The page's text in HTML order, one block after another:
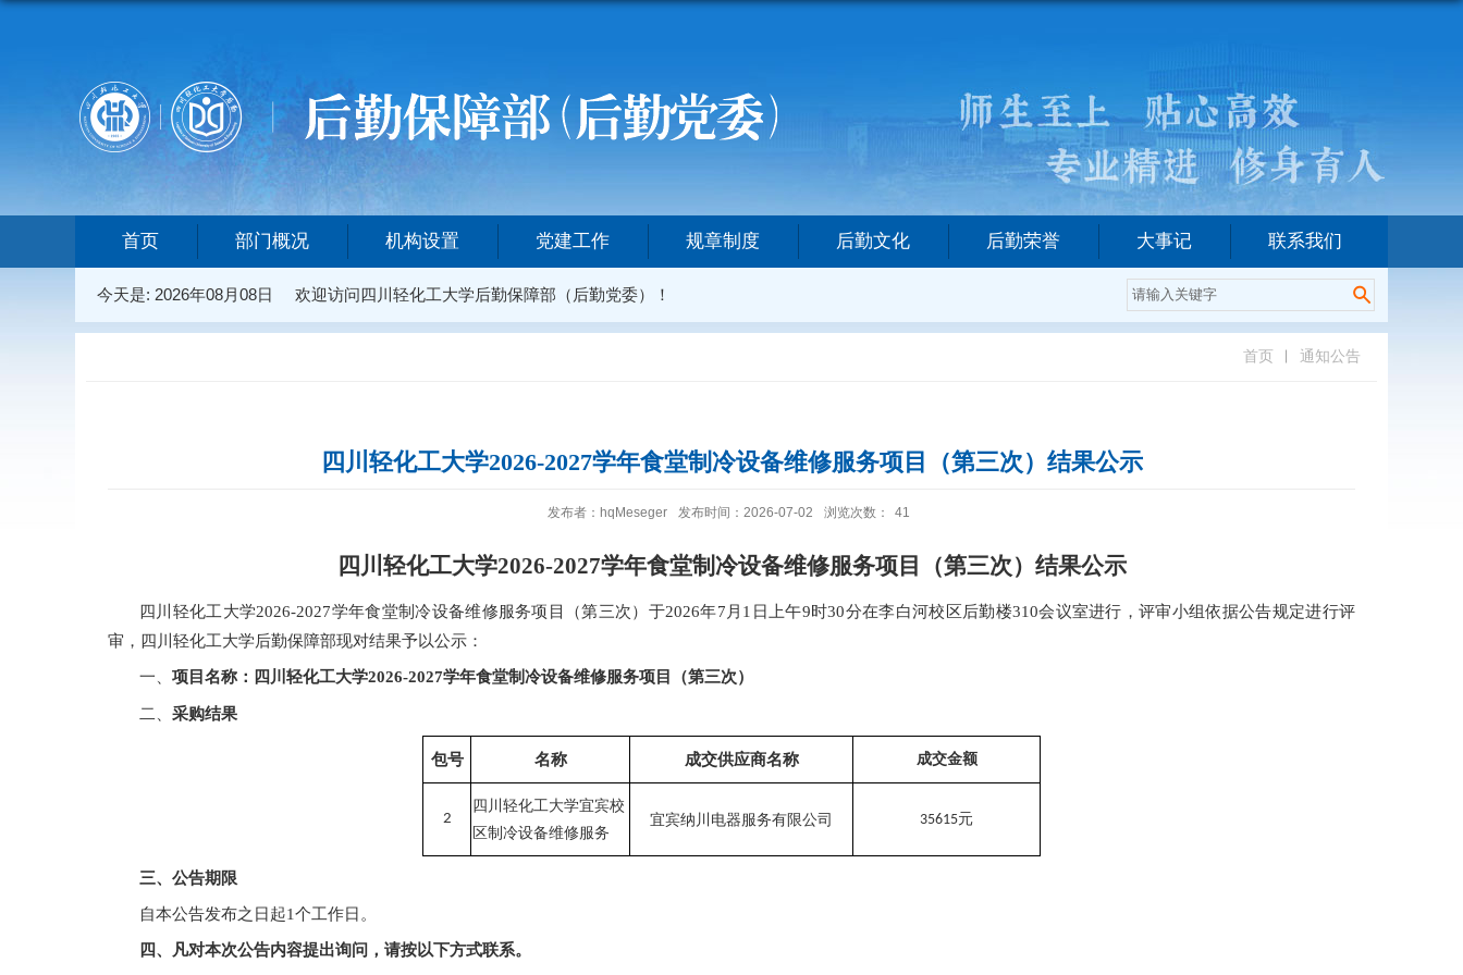
首页 部门概况 机构设置 党建工作 规章制度 后勤文化 后勤荣誉 大事记 联系我们
今天是: 2026年08月08日 欢迎访问四川轻化工大学后勤保障部（后勤党委）！
首页 通知公告
四川轻化工大学2026-2027学年食堂制冷设备维修服务项目（第三次）结果公示
发布者：hqMeseger 发布时间：2026-07-02 浏览次数： 41
四川轻化工大学2026-2027学年食堂制冷设备维修服务项目（第三次）结果公示
四川轻化工大学2026-2027学年食堂制冷设备维修服务项目（第三次）于2026年7月1日上午9时30分在李白河校区后勤楼310会议室进行，评审小组依据公告规定进行评
审 ，四川轻化工大学后勤保障部现对结果予以公示：
一、 项目名称：四川轻化工大学2026-2027学年食堂制冷设备维修服务项目（第三次）
二、 采购结果
包号 名称 成交供应商名称 成交金额
2
四川轻化工大学宜宾校
区制冷设备维修服务
宜宾纳川电器服务有限公司 35615元
三、公告期限
自本公告发布之日起1个工作日。
四、凡对本次公告内容提出询问，请按以下方式联系。